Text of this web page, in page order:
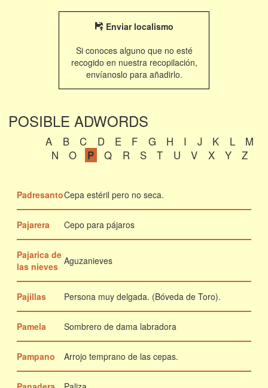
Enviar localismo
Si conoces alguno que no esté
recogido en nuestra recopilación,
envíanoslo para añadirlo.
POSIBLE ADWORDS
A B C D E F G H I J K L
M
N
O P Q R S T U V X Y Z
PadresantoCepa estéril pero no seca.
Pajarera Cepo para pájaros
Pajarica de
las nieves Aguzanieves
Pajillas Persona muy delgada. (Bóveda de Toro).
Pamela Sombrero de dama labradora
Pampano Arrojo temprano de las cepas.